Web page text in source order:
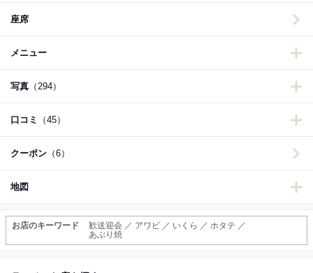
座席
メニュー
写真 （294）
口コミ （45）
クーポン （6）
地図
お店のキーワード
歓送迎会 ／ アワビ ／ いくら ／ ホタテ ／
あぶり焼